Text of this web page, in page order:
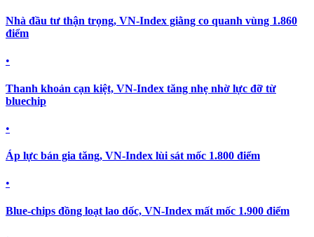
Nhà đầu tư thận trọng, VN-Index giằng co quanh vùng 1.860
điểm
•
Thanh khoản cạn kiệt, VN-Index tăng nhẹ nhờ lực đỡ từ
bluechip
•
Áp lực bán gia tăng, VN-Index lùi sát mốc 1.800 điểm
•
Blue-chips đồng loạt lao dốc, VN-Index mất mốc 1.900 điểm